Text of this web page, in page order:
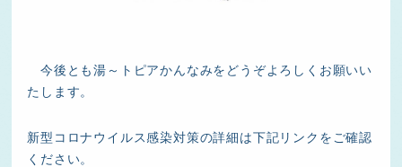
今後とも湯～トピアかんなみをどうぞよろしくお願いい
たします。
新型コロナウイルス感染対策の詳細は下記リンクをご確認
ください。